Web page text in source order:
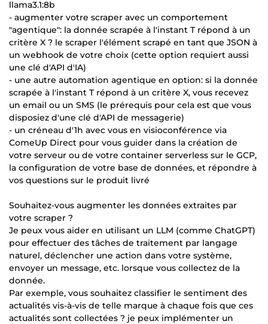
llama3.1:8b
- augmenter votre scraper avec un comportement
"agentique": la donnée scrapée à l'instant T répond à un
critère X ? le scraper l'élément scrapé en tant que JSON à
un webhook de votre choix (cette option requiert aussi
une clé d'API d'IA)
- une autre automation agentique en option: si la donnée
scrapée à l'instant T répond à un critère X, vous recevez
un email ou un SMS (le prérequis pour cela est que vous
disposiez d'une clé d'API de messagerie)
- un créneau d'1h avec vous en visioconférence via
ComeUp Direct pour vous guider dans la création de
votre serveur ou de votre container serverless sur le GCP,
la configuration de votre base de données, et répondre à
vos questions sur le produit livré
Souhaitez-vous augmenter les données extraites par
votre scraper ?
Je peux vous aider en utilisant un LLM (comme ChatGPT)
pour effectuer des tâches de traitement par langage
naturel, déclencher une action dans votre système,
envoyer un message, etc. lorsque vous collectez de la
donnée.
Par exemple, vous souhaitez classifier le sentiment des
actualités vis-à-vis de telle marque à chaque fois que ces
actualités sont collectées ? je peux implémenter un